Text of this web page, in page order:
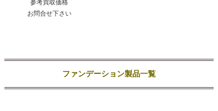
参考買取価格
お問合せ下さい
ファンデーション製品一覧